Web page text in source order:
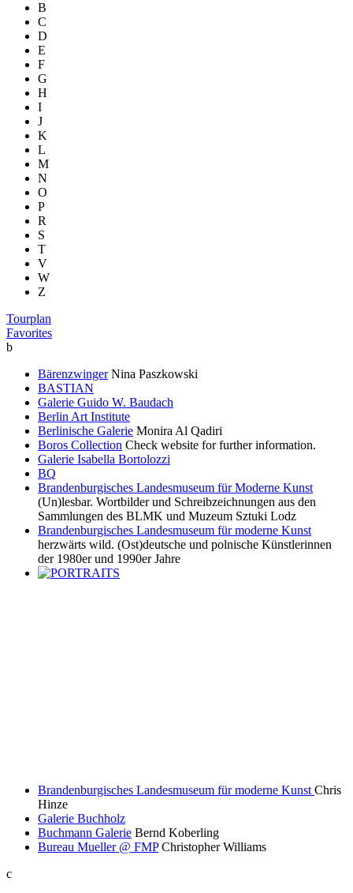
B
C
D
E
F
G
H
I
J
K
L
M
N
O
P
R
S
T
V
W
Z
Tourplan
Favorites
b
Bärenzwinger Nina Paszkowski
BASTIAN
Galerie Guido W. Baudach
Berlin Art Institute
Berlinische Galerie Monira Al Qadiri
Boros Collection Check website for further information.
Galerie Isabella Bortolozzi
BQ
Brandenburgisches Landesmuseum für Moderne Kunst
(Un)lesbar. Wortbilder und Schreibzeichnungen aus den
Sammlungen des BLMK und Muzeum Sztuki Lodz
Brandenburgisches Landesmuseum für moderne Kunst
herzwärts wild. (Ost)deutsche und polnische Künstlerinnen
der 1980er und 1990er Jahre
Brandenburgisches Landesmuseum für moderne Kunst Chris
Hinze
Galerie Buchholz
Buchmann Galerie Bernd Koberling
Bureau Mueller @ FMP Christopher Williams
c